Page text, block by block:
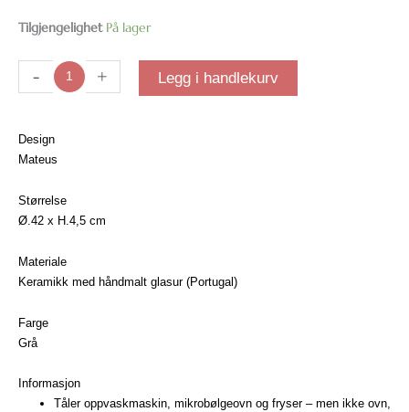
Tilgjengelighet På lager
-
Oyster
+ Legg i handlekurv
Design
Mateus
Størrelse
Ø.42 x H.4,5 cm
Materiale
Keramikk med håndmalt glasur (Portugal)
Farge
Grå
Informasjon
Tåler oppvaskmaskin, mikrobølgeovn og fryser – men ikke ovn,